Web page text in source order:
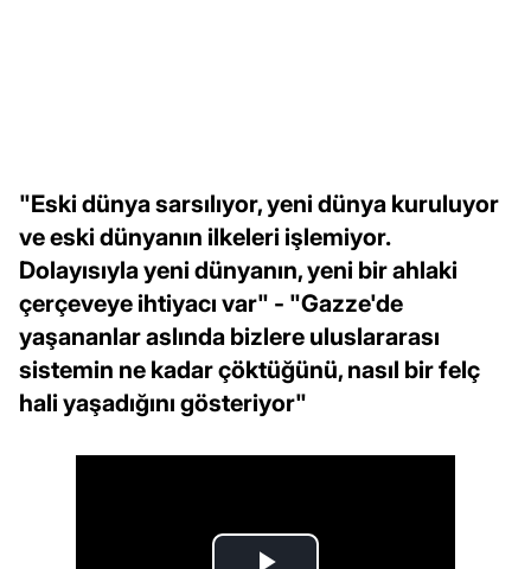
"Eski dünya sarsılıyor, yeni dünya kuruluyor
ve eski dünyanın ilkeleri işlemiyor.
Dolayısıyla yeni dünyanın, yeni bir ahlaki
çerçeveye ihtiyacı var" - "Gazze'de
yaşananlar aslında bizlere uluslararası
sistemin ne kadar çöktüğünü, nasıl bir felç
hali yaşadığını gösteriyor"